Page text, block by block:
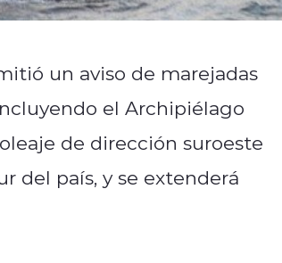
un aviso de marejadas
el Archipiélago
de dirección suroeste
del país, y se extenderá